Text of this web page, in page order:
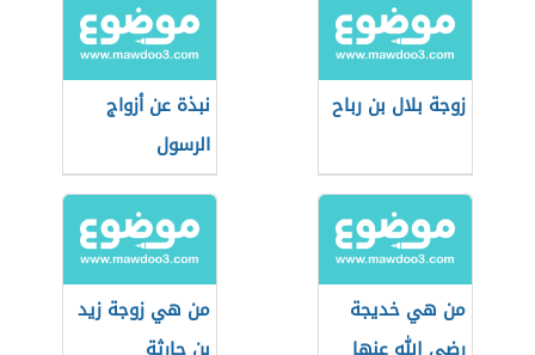
زوجة بلال بن رباح
نبذة عن أزواج
الرسول
من هي خديجة
من هي زوجة زيد